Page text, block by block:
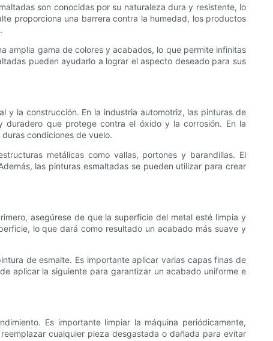
son conocidas por su naturaleza dura y resistente, lo
proporciona una barrera contra la humedad, los productos
amplia gama de colores y acabados, lo que permite infinitas
pueden ayudarlo a lograr el aspecto deseado para sus
y la construcción. En la industria automotriz, las pinturas de
duradero que protege contra el óxido y la corrosión. En la
condiciones de vuelo.
metálicas como vallas, portones y barandillas. El
las pinturas esmaltadas se pueden utilizar para crear
asegúrese de que la superficie del metal esté limpia y
lo que dará como resultado un acabado más suave y
de esmalte. Es importante aplicar varias capas finas de
aplicar la siguiente para garantizar un acabado uniforme e
Es importante limpiar la máquina periódicamente,
cualquier pieza desgastada o dañada para evitar